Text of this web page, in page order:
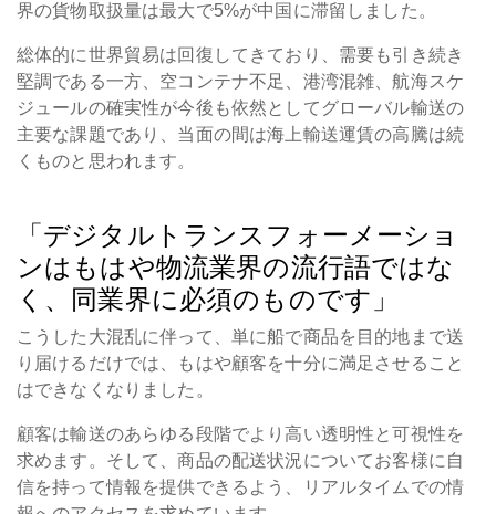
界の貨物取扱量は最大で5%が中国に滞留しました。
総体的に世界貿易は回復してきており、需要も引き続き
堅調である一方、空コンテナ不足、港湾混雑、航海スケ
ジュールの確実性が今後も依然としてグローバル輸送の
主要な課題であり、当面の間は海上輸送運賃の高騰は続
くものと思われます。
「デジタルトランスフォーメーショ
ンはもはや物流業界の流行語ではな
く、同業界に必須のものです」
こうした大混乱に伴って、単に船で商品を目的地まで送
り届けるだけでは、もはや顧客を十分に満足させること
はできなくなりました。
顧客は輸送のあらゆる段階でより高い透明性と可視性を
求めます。そして、商品の配送状況についてお客様に自
信を持って情報を提供できるよう、リアルタイムでの情